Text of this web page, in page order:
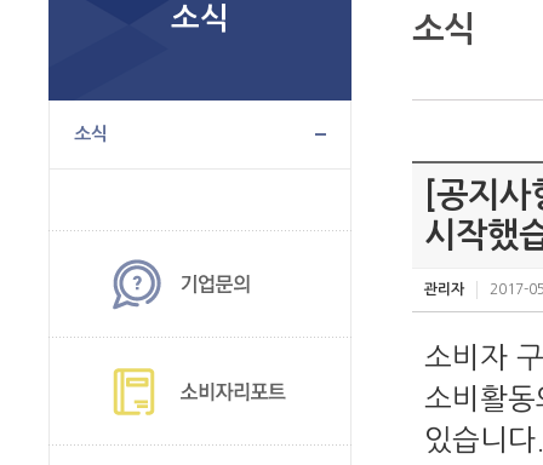
소식
소식
소식
[공지
시작했
관리자 2017-
소비자
소비활
있습니